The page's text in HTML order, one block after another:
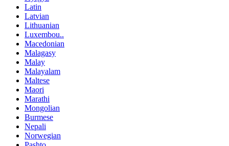
Latin
Latvian
Lithuanian
Luxembou..
Macedonian
Malagasy
Malay
Malayalam
Maltese
Maori
Marathi
Mongolian
Burmese
Nepali
Norwegian